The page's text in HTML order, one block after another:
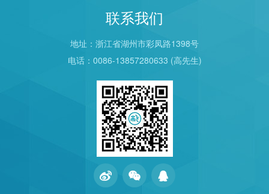
联系我们
地址：浙江省湖州市彩凤路1398号
电话：0086-13857280633 (高先生)